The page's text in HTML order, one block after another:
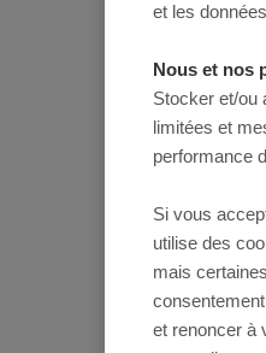
et les
Nous et nos
Stocker et/ou
limitées et
performance
Si vous
utilise des
mais
et renoncer à